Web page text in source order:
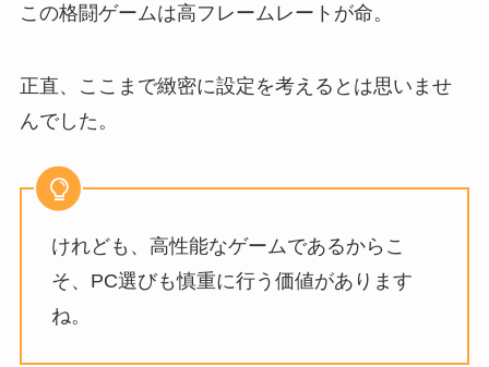
この格闘ゲームは高フレームレートが命。
正直、ここまで緻密に設定を考えるとは思いませ
んでした。
けれども、高性能なゲームであるからこ
そ、PC選びも慎重に行う価値があります
ね。